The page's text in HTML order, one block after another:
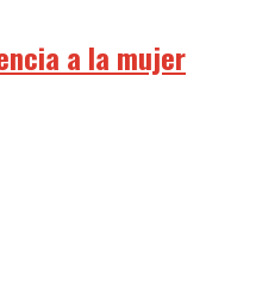
a la mujer